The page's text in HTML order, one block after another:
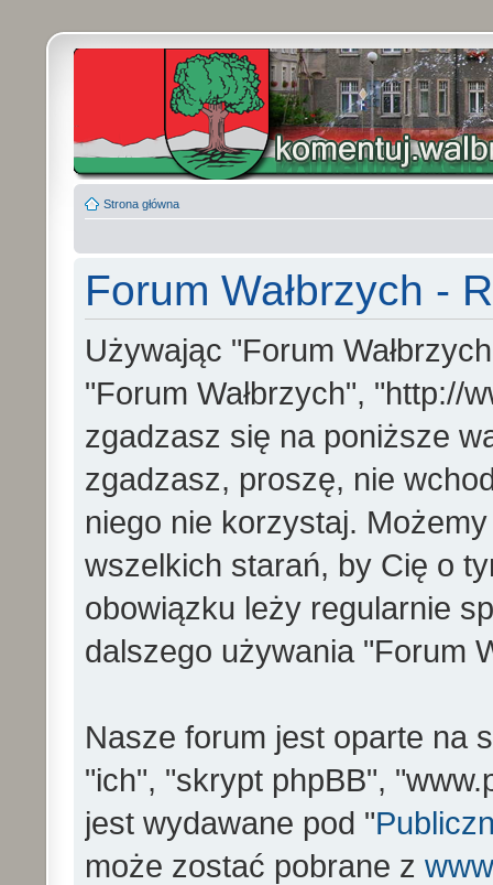
Strona główna
Forum Wałbrzych -
Używając "Forum
"Forum Wałbrzych", "http://
zgadzasz się na poniższe
zgadzasz, proszę, nie
niego nie korzystaj.
wszelkich starań, by Cię o
obowiązku leży regularnie
dalszego używania "Forum
Nasze forum jest oparte na
"ich", "skrypt phpBB",
jest wydawane pod "
może zostać pobrane z